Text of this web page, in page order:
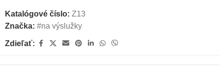
Katalógové číslo: Z13
Značka: #na výslužky
Zdieľať: